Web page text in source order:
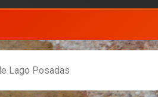
Lago Posadas